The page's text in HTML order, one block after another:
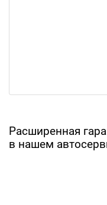
Расширенная
в нашем